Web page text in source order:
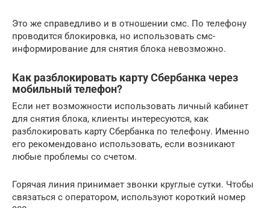
Это же справедливо и в отношении смс. По телефону
проводится блокировка, но использовать смс-
информирование для снятия блока невозможно.
Как разблокировать карту Сбербанка через
мобильный телефон?
Если нет возможности использовать личный кабинет
для снятия блока, клиенты интересуются, как
разблокировать карту Сбербанка по телефону. Именно
его рекомендовано использовать, если возникают
любые проблемы со счетом.
Горячая линия принимает звонки круглые сутки. Чтобы
связаться с оператором, используют короткий номер